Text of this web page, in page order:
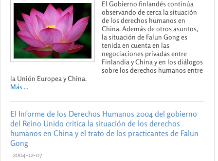
El Gobierno finlandés continúa
observando de cerca la situación
de los derechos humanos en
China. Además de otros asuntos,
la situación de Falun Gong es
tenida en cuenta en las
negociaciones privadas entre
Finlandia y China y en los diálogos
sobre los derechos humanos entre
la Unión Europea y China.
Más ...
El Informe de los Derechos Humanos 2004 del gobierno
del Reino Unido critica la situación de los derechos
humanos en China y el trato de los practicantes de Falun
Gong
2004-12-07